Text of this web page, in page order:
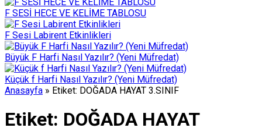
F SESİ HECE VE KELİME TABLOSU
F Sesi Labirent Etkinlikleri
Büyük F Harfi Nasıl Yazılır? (Yeni Müfredat)
Küçük f Harfi Nasıl Yazılır? (Yeni Müfredat)
Anasayfa » Etiket: DOĞADA HAYAT 3.SINIF
Etiket: DOĞADA HAYAT